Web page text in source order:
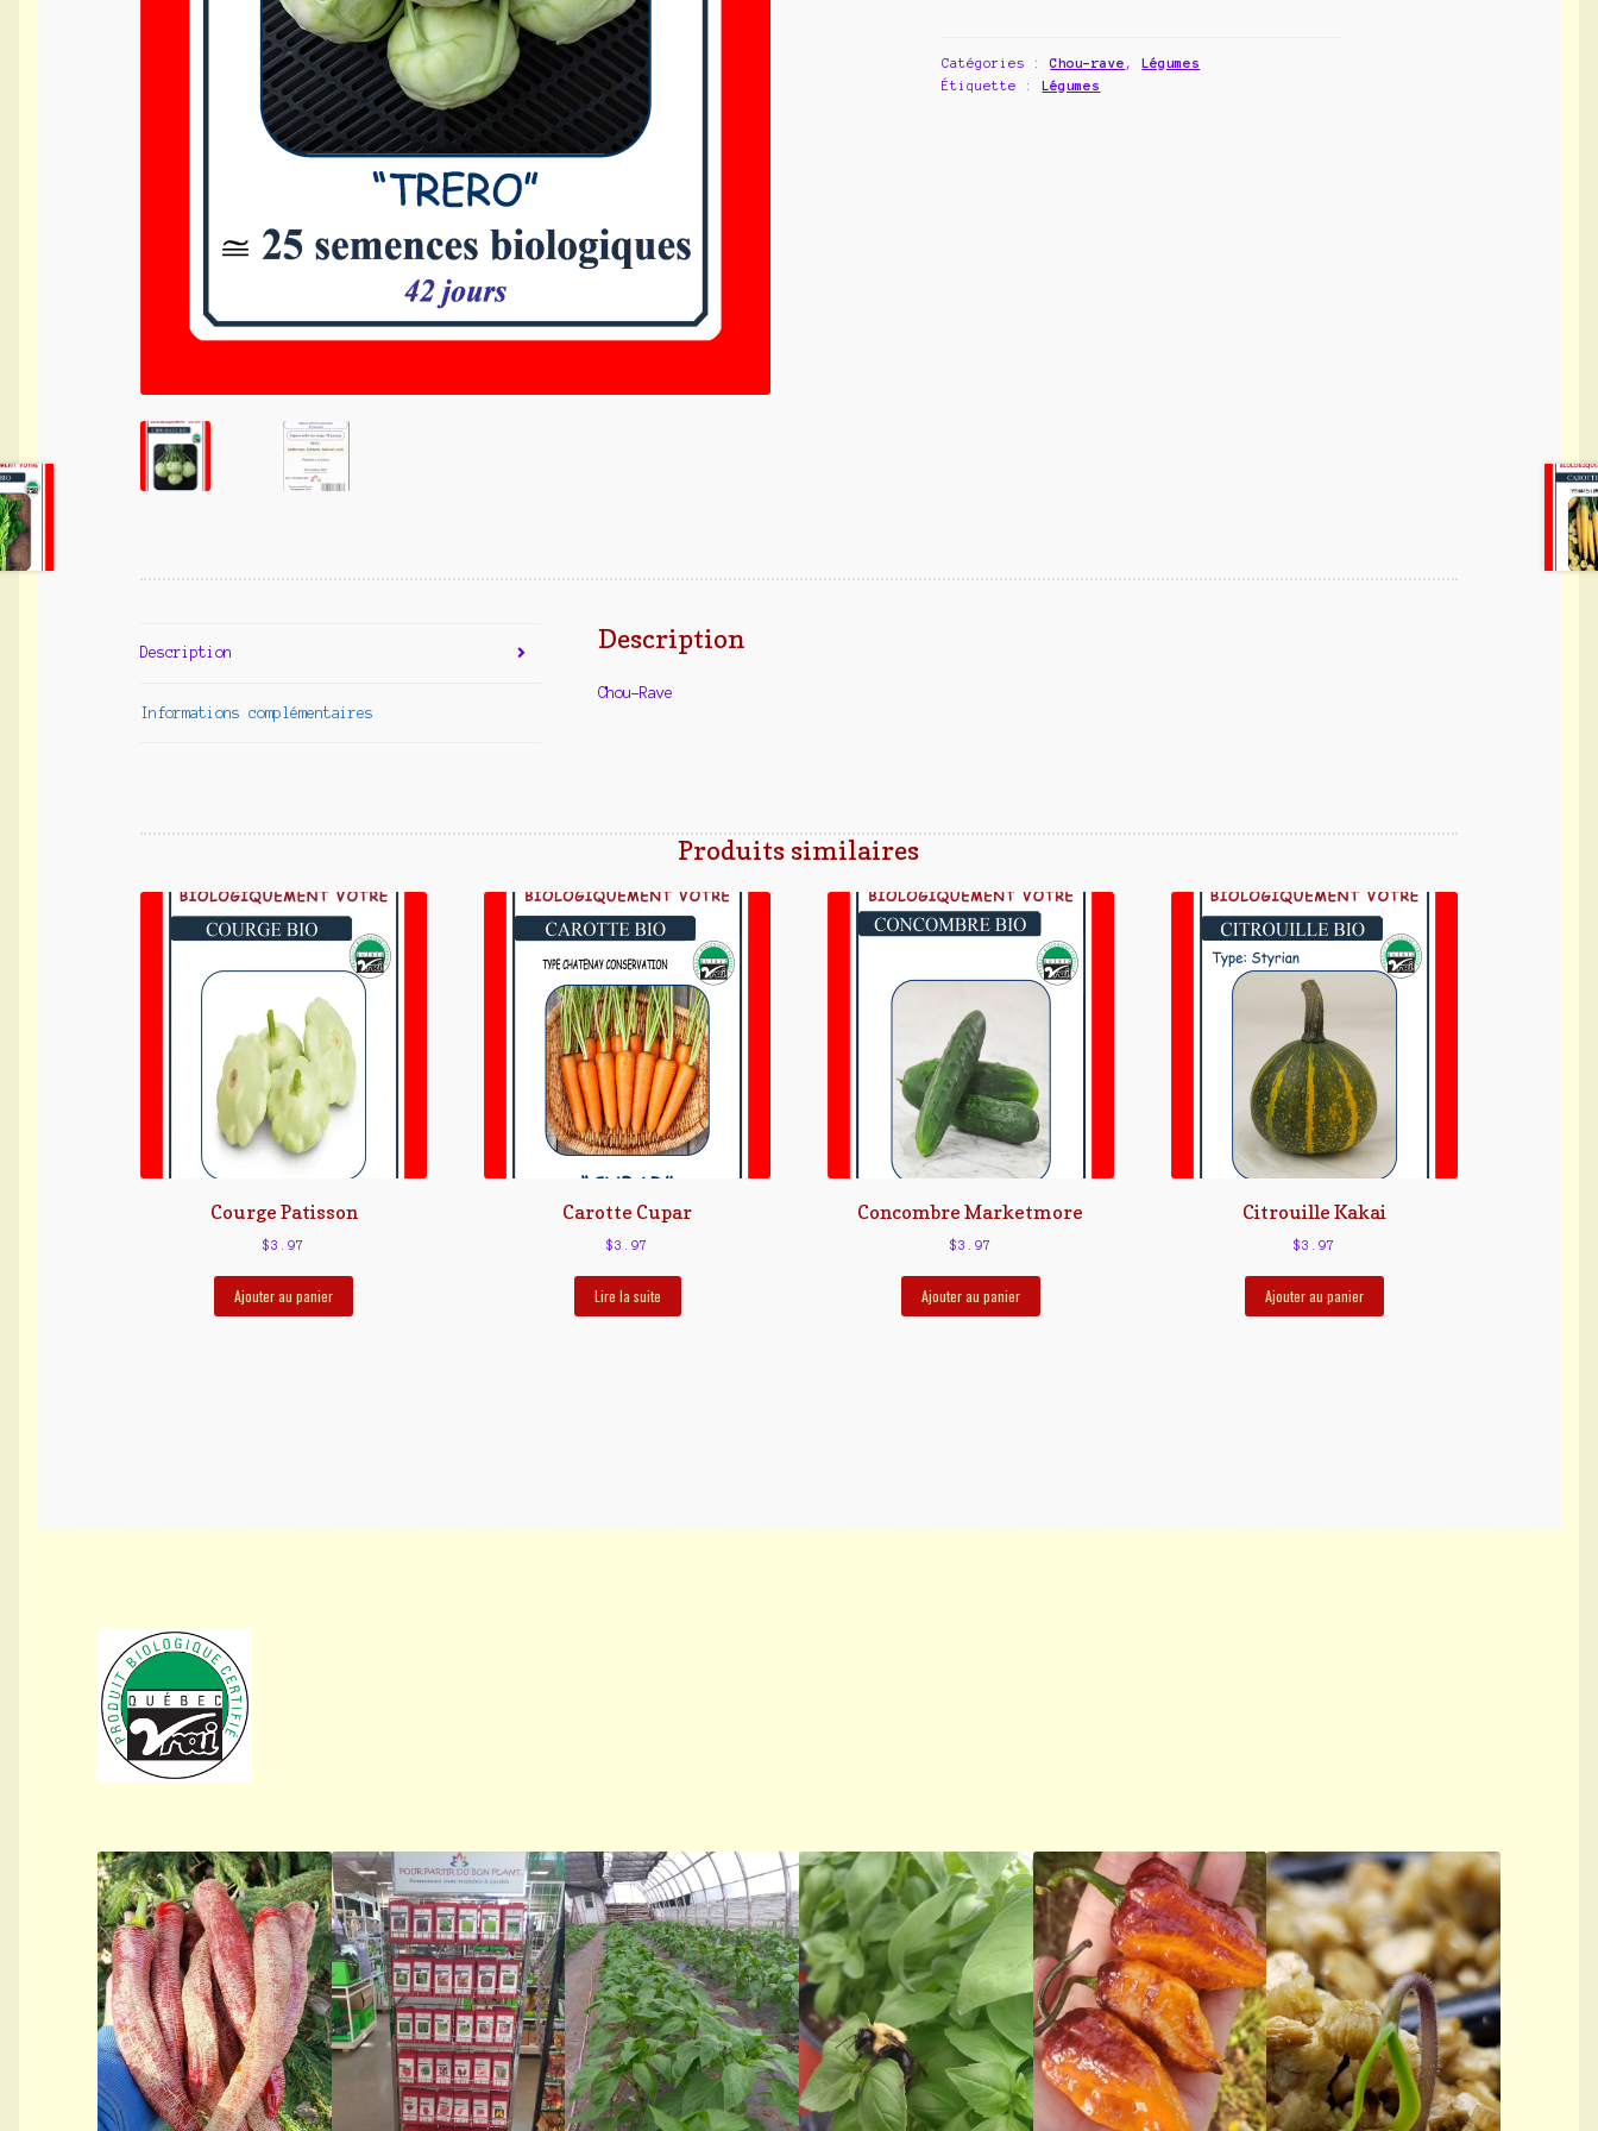
Catégories :Chou-rave ,Légumes
Étiquette :Légumes
Description
Informations complémentaires
Description
Chou-Rave
Produits similaires
Courge Patisson
$3.97
Ajouter au panier
Carotte Cupar
$3.97
Lire la suite
Concombre Marketmore
$3.97
Ajouter au panier
Citrouille Kakai
$3.97
Ajouter au panier